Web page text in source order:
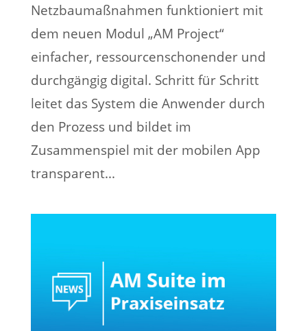
Netzbaumaßnahmen funktioniert mit
dem neuen Modul „AM Project“
einfacher, ressourcenschonender und
durchgängig digital. Schritt für Schritt
leitet das System die Anwender durch
den Prozess und bildet im
Zusammenspiel mit der mobilen App
transparent...